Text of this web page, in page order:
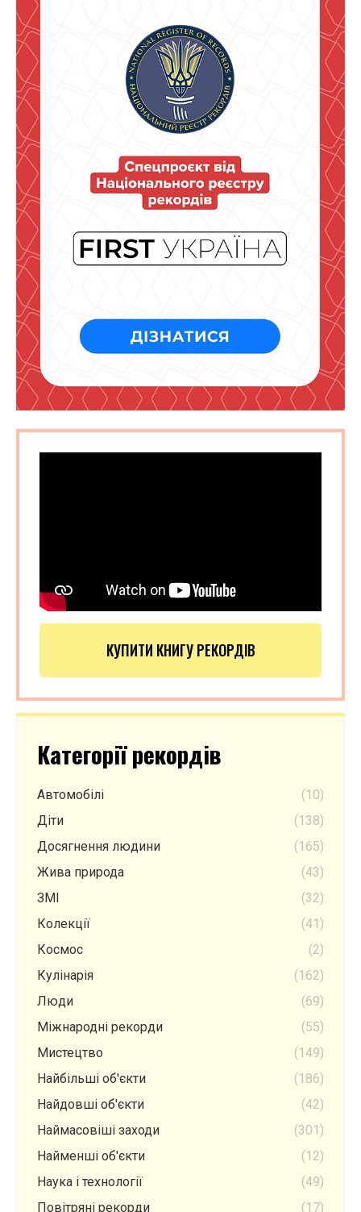
КУПИТИ КНИГУ РЕКОРДІВ
Категорії рекордів
Автомобілі
(10)
Діти
(138)
Досягнення людини
(165)
Жива природа
(43)
ЗМІ
(32)
Колекції
(41)
Космос
(2)
Кулінарія
(162)
Люди
(69)
Міжнародні рекорди
(55)
Мистецтво
(149)
Найбільші об'єкти
(186)
Найдовші об'єкти
(42)
Наймасовіші заходи
(301)
Найменші об'єкти
(12)
Наука і технології
(49)
Повітряні рекорди
(17)